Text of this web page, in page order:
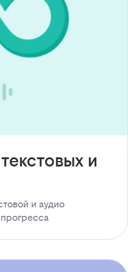
и
и аудио